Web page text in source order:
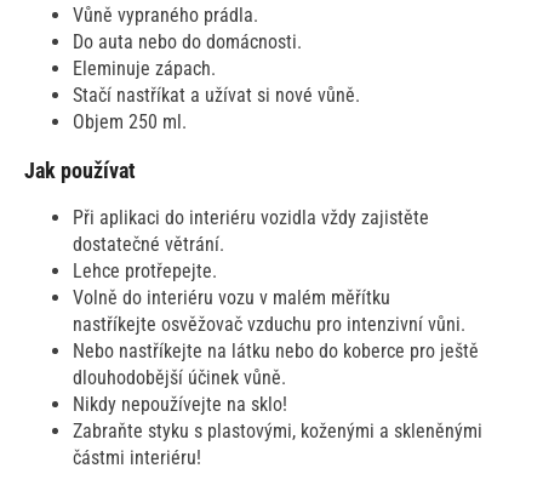
Vůně vypraného prádla.
Do auta nebo do domácnosti.
Eleminuje zápach.
Stačí nastříkat a užívat si nové vůně.
Objem 250 ml.
Jak používat
Při aplikaci do interiéru vozidla vždy zajistěte
dostatečné větrání.
Lehce protřepejte.
Volně do interiéru vozu v malém měřítku
nastříkejte osvěžovač vzduchu pro intenzivní vůni.
Nebo nastříkejte na látku nebo do koberce pro ještě
dlouhodobější účinek vůně.
Nikdy nepoužívejte na sklo!
Zabraňte styku s plastovými, koženými a skleněnými
částmi interiéru!